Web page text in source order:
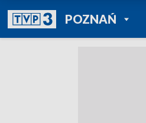
POZNAŃPOWRÓT DO
TVP REGIONY